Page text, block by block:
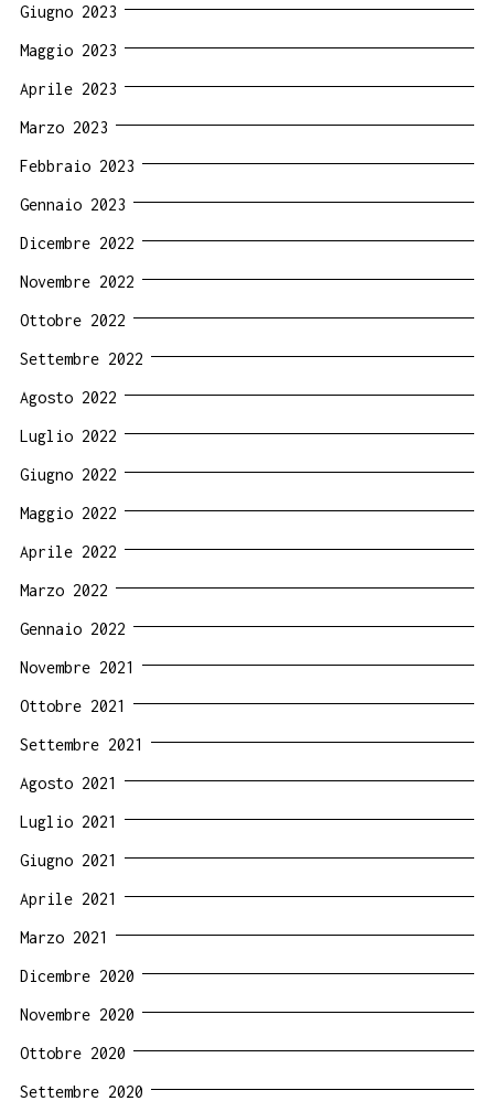
Giugno 2023
Maggio 2023
Aprile 2023
Marzo 2023
Febbraio 2023
Gennaio 2023
Dicembre 2022
Novembre 2022
Ottobre 2022
Settembre 2022
Agosto 2022
Luglio 2022
Giugno 2022
Maggio 2022
Aprile 2022
Marzo 2022
Gennaio 2022
Novembre 2021
Ottobre 2021
Settembre 2021
Agosto 2021
Luglio 2021
Giugno 2021
Aprile 2021
Marzo 2021
Dicembre 2020
Novembre 2020
Ottobre 2020
Settembre 2020